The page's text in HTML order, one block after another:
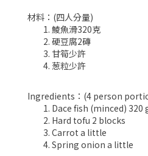
材料：(四人分量)
鯪魚滑320克
硬豆腐2磚
甘筍少許
葱粒少許
Ingredients：(4 person
Dace fish (minced) 320
Hard tofu 2 blocks
Carrot a little
Spring onion a little